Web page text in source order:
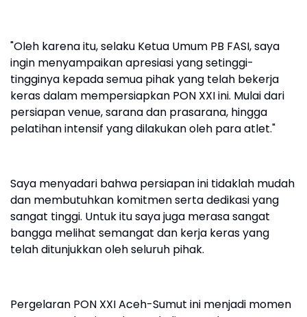
"Oleh karena itu, selaku Ketua Umum PB FASI, saya
ingin menyampaikan apresiasi yang setinggi-
tingginya kepada semua pihak yang telah bekerja
keras dalam mempersiapkan PON XXI ini. Mulai dari
persiapan venue, sarana dan prasarana, hingga
pelatihan intensif yang dilakukan oleh para atlet."
Saya menyadari bahwa persiapan ini tidaklah mudah
dan membutuhkan komitmen serta dedikasi yang
sangat tinggi. Untuk itu saya juga merasa sangat
bangga melihat semangat dan kerja keras yang
telah ditunjukkan oleh seluruh pihak.
Pergelaran PON XXI Aceh-Sumut ini menjadi momen